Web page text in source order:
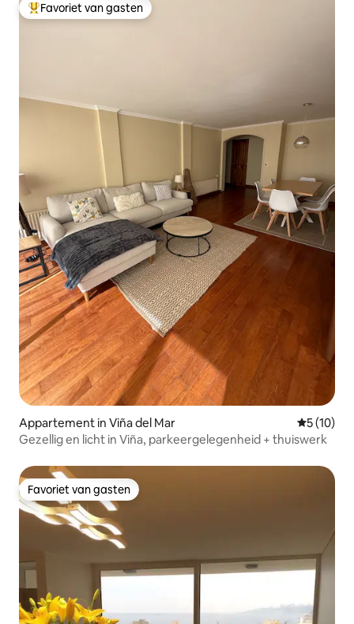
Topfavoriet van gasten
Favoriet van gasten
Appartement in Viña del Mar
5 (10)
Gezellig en licht in Viña, parkeergelegenheid + thuiswerk
Favoriet van gasten
Favoriet van gasten